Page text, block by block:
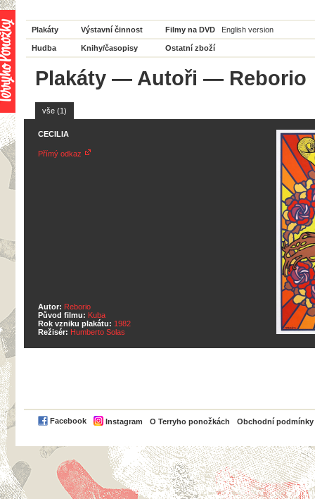
Plakáty Výstavní činnost Filmy na DVD English version
Hudba Knihy/časopisy Ostatní zboží
Plakáty — Autoři — Reborio
vše (1)
CECILIA
Přímý odkaz
Autor: Reborio
Původ filmu: Kuba
Rok vzniku plakátu: 1982
Režisér: Humberto Solas
Facebook Instagram O Terryho ponožkách Obchodní podmínky
PayPal